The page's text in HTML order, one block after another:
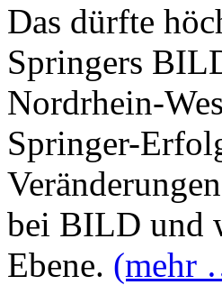
Das dürfte
Springers
Nordrhein-
Springer-
bei BILD und
Ebene. (mehr